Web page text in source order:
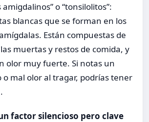
amigdalinos” o “tonsilolitos”:
blancas que se forman en los
Están compuestas de
muertas y restos de comida, y
olor muy fuerte. Si notas un
o mal olor al tragar, podrías tener
factor silencioso pero clave